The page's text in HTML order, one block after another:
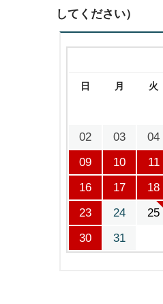
してください）
日 月 火
02
03 04
09
10 11
16
17 18
23
24 25
30
31